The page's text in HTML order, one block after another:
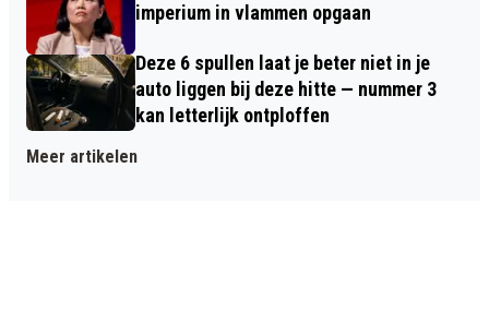
imperium in vlammen opgaan
Deze 6 spullen laat je beter niet in je
auto liggen bij deze hitte — nummer 3
kan letterlijk ontploffen
Meer artikelen